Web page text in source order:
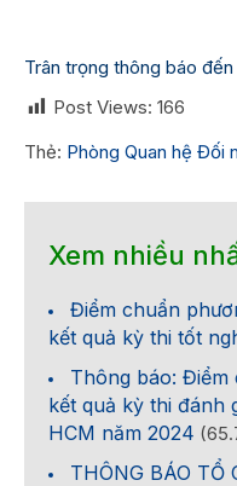
Trân trọng thông báo
Post Views: 166
Thẻ: Phòng Quan hệ Đối
Xem nhiều
Điểm chuẩn
kết quả kỳ thi tốt
Thông báo:
kết quả kỳ thi đánh
HCM năm 2024
THÔNG BÁO TỔ